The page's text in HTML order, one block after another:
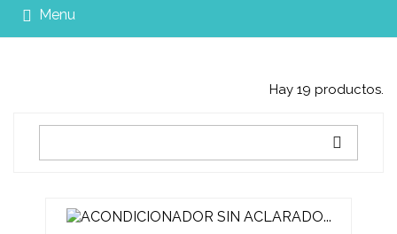
 Menu
Hay 19 productos.
